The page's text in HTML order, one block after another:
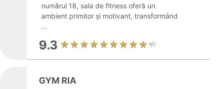
numărul 18, sala de fitness oferă un
ambient primitor și motivant, transformând
...
9.3
GYM RIA